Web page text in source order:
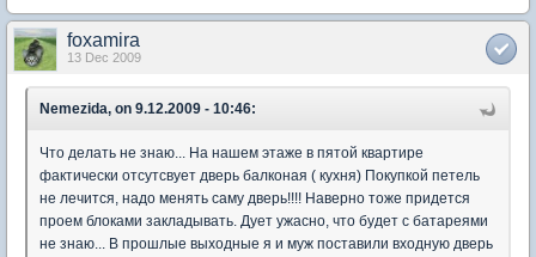
foxamira
13 Dec 2009
Nemezida, on 9.12.2009 - 10:46:
Что делать не знаю... На нашем этаже в пятой квартире
фактически отсутсвует дверь балконая ( кухня) Покупкой петель
не лечится, надо менять саму дверь!!!! Наверно тоже придется
проем блоками закладывать. Дует ужасно, что будет с батареями
не знаю... В прошлые выходные я и муж поставили входную дверь